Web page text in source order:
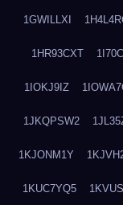
1GWILLXI
1HR93CXT
1IOKJ9IZ
1JKQPSW2
1KJONM1Y
1KUC7YQ5